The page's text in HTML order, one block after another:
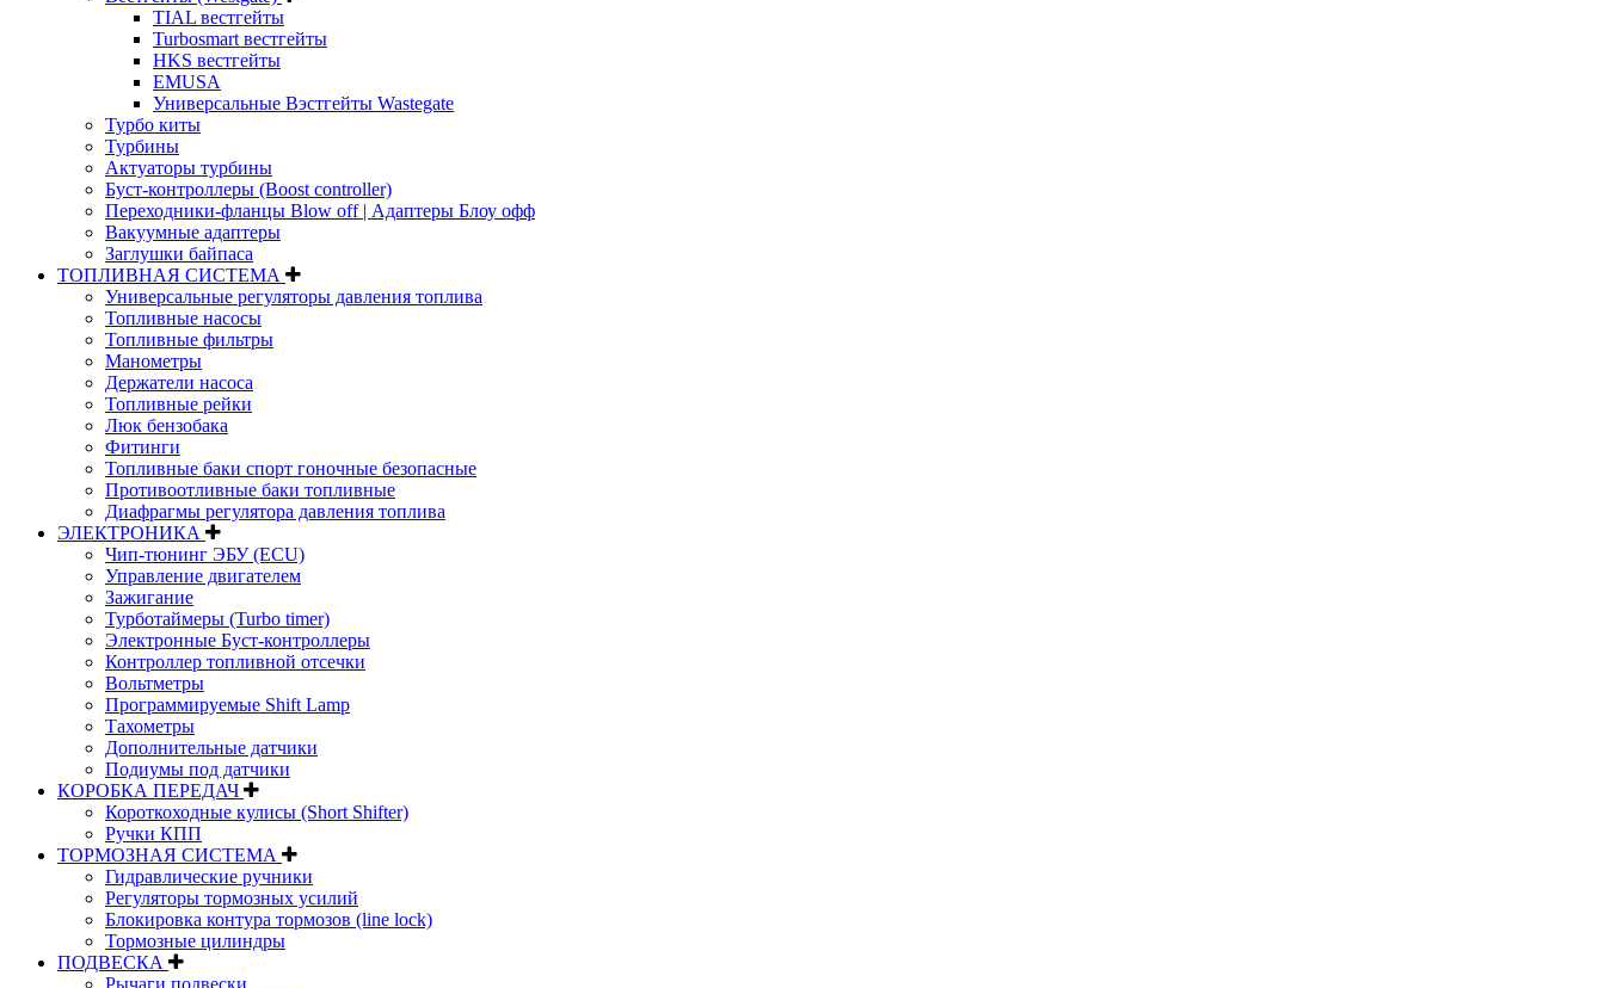
TIAL вестгейты
Turbosmart вестгейты
HKS вестгейты
EMUSA
Универсальные Вэстгейты Wastegate
Турбо киты
Турбины
Актуаторы турбины
Буст-контроллеры (Boost controller)
Переходники-фланцы Blow off | Адаптеры Блоу офф
Вакуумные адаптеры
Заглушки байпаса
ТОПЛИВНАЯ СИСТЕМА
Универсальные регуляторы давления топлива
Топливные насосы
Топливные фильтры
Манометры
Держатели насоса
Топливные рейки
Люк бензобака
Фитинги
Топливные баки спорт гоночные безопасные
Противоотливные баки топливные
Диафрагмы регулятора давления топлива
ЭЛЕКТРОНИКА
Чип-тюнинг ЭБУ (ECU)
Управление двигателем
Зажигание
Турботаймеры (Turbo timer)
Электронные Буст-контроллеры
Контроллер топливной отсечки
Вольтметры
Программируемые Shift Lamp
Тахометры
Дополнительные датчики
Подиумы под датчики
КОРОБКА ПЕРЕДАЧ
Короткоходные кулисы (Short Shifter)
Ручки КПП
ТОРМОЗНАЯ СИСТЕМА
Гидравлические ручники
Регуляторы тормозных усилий
Блокировка контура тормозов (line lock)
Тормозные цилиндры
ПОДВЕСКА
Рычаги подвески